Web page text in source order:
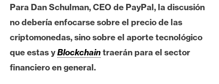
c
o
i
n
Para Dan Schulman, CEO de PayPal, la discusión
no debería enfocarse sobre el precio de las
criptomonedas, sino sobre el aporte tecnológico
que estas yBlockchaintraerán para el sector
financiero en general.